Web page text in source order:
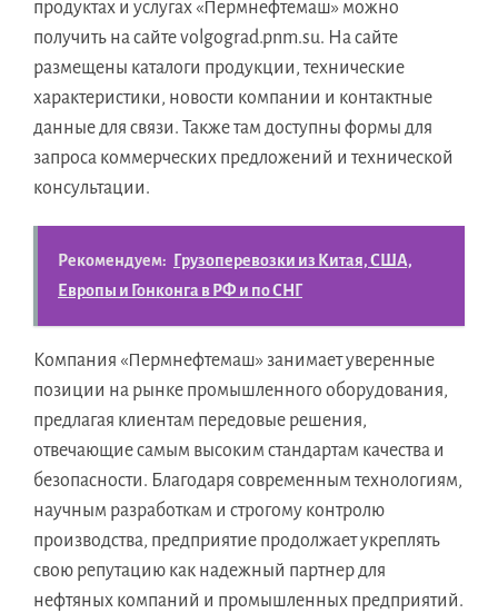
продуктах и услугах «Пермнефтемаш» можно
получить на сайте volgograd.pnm.su. На сайте
размещены каталоги продукции, технические
характеристики, новости компании и контактные
данные для связи. Также там доступны формы для
запроса коммерческих предложений и технической
консультации.
Рекомендуем:
Грузоперевозки из Китая, США,
Европы и Гонконга в РФ и по СНГ
Компания «Пермнефтемаш» занимает уверенные
позиции на рынке промышленного оборудования,
предлагая клиентам передовые решения,
отвечающие самым высоким стандартам качества и
безопасности. Благодаря современным технологиям,
научным разработкам и строгому контролю
производства, предприятие продолжает укреплять
свою репутацию как надежный партнер для
нефтяных компаний и промышленных предприятий.